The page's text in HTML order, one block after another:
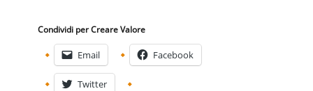
Condividi per Creare Valore
Email Facebook
Twitter